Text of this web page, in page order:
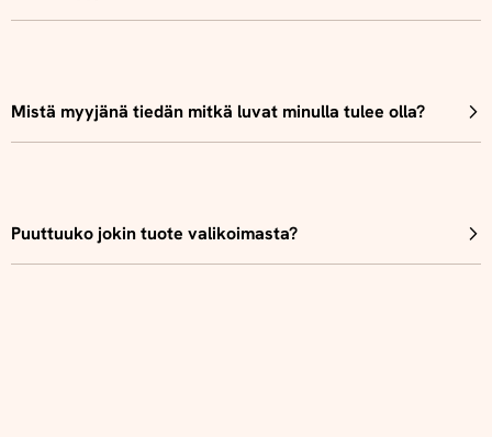
Mistä myyjänä tiedän mitkä luvat minulla tulee olla?
Puuttuuko jokin tuote valikoimasta?